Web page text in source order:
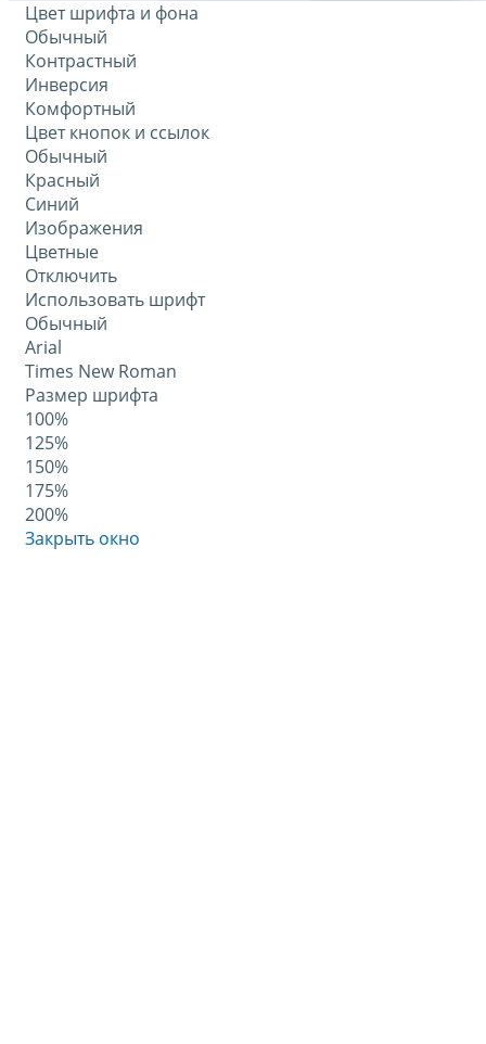
Цвет шрифта и фона
Обычный
Контрастный
Инверсия
Комфортный
Цвет кнопок и ссылок
Обычный
Красный
Синий
Изображения
Цветные
Отключить
Использовать шрифт
Обычный
Arial
Times New Roman
Размер шрифта
100%
125%
150%
175%
200%
Закрыть окно